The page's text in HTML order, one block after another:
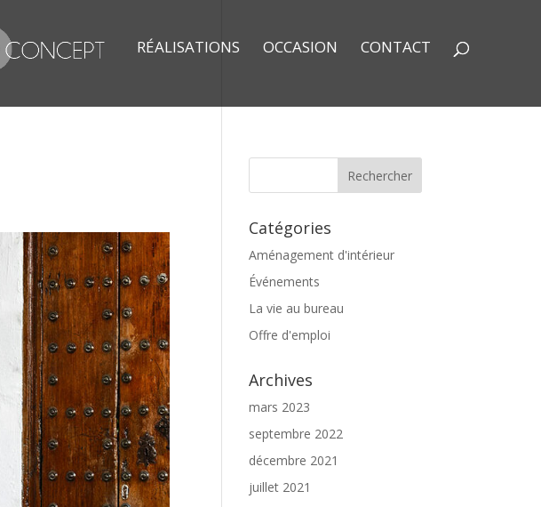
RÉALISATIONS OCCASION CONTACT
Catégories
Aménagement d'intérieur
Événements
La vie au bureau
Offre d'emploi
Archives
mars 2023
septembre 2022
décembre 2021
juillet 2021